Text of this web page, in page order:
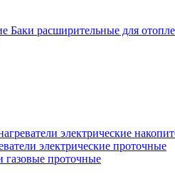
Баки расширительные для
электрические
электрические проточные
газовые проточные